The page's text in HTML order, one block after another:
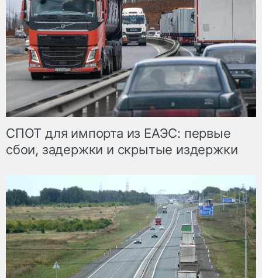
СПОТ для импорта из ЕАЭС: первые
сбои, задержки и скрытые издержки